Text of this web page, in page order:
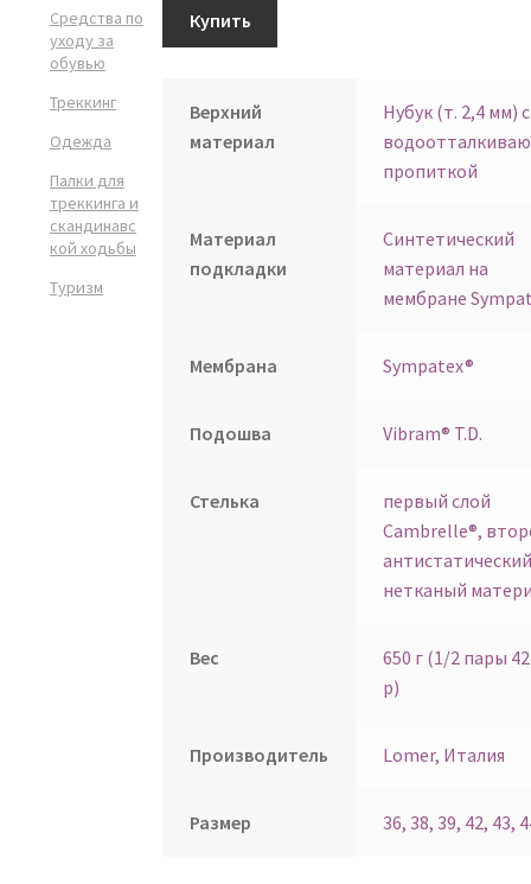
Купить
Верхний
материал
Нубук (т. 2,4 мм) с
пропиткой
Материал
подкладки
Синтетический
материал на
мембране
Мембрана Sympatex®
Подошва Vibram® T.D.
Стелька
первый слой
Cambrelle®,
антистатический
нетканый
Вес
650 г (1/2 пары
р)
Производитель Lomer, Италия
Размер 36, 38, 39, 42, 43,
Средства по
уходу за
обувью
Треккинг
Одежда
Палки для
треккинга и
скандинавс
кой ходьбы
Туризм